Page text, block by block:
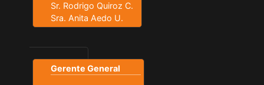
Sr. Rodrigo Quiroz C.
Sra. Anita Aedo U.
Gerente General